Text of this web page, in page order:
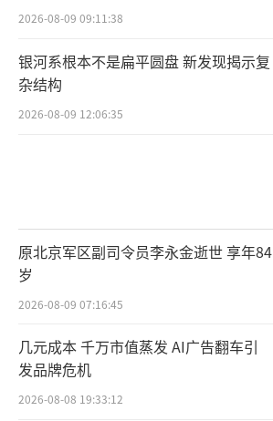
2026-08-09 09:11:38
银河系根本不是扁平圆盘 新发现揭示复
杂结构
2026-08-09 12:06:35
原北京军区副司令员李永金逝世 享年84
岁
2026-08-09 07:16:45
几元成本 千万市值蒸发 AI广告翻车引
发品牌危机
2026-08-08 19:33:12